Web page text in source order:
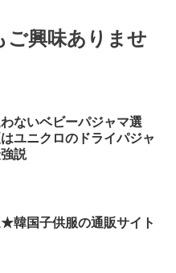
ご興味ありませ
ないベビーパジャマ選
ユニクロのドライパジャ
説
韓国子供服の通販サイト